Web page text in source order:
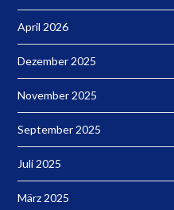
April 2026
Dezember 2025
November 2025
September 2025
Juli 2025
März 2025